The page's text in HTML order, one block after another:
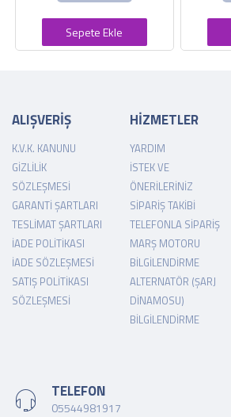
Sepete Ekle
ALIŞVERİŞ
K.V.K. KANUNU
GIZLILIK
SÖZLEŞMESI
GARANTI ŞARTLARI
TESLIMAT ŞARTLARI
İADE POLITIKASI
İADE SÖZLEŞMESI
SATIŞ POLITIKASI
SÖZLEŞMESI
HİZMETLER
YARDIM
İSTEK VE
ÖNERILERINIZ
SIPARIŞ TAKIBI
TELEFONLA SIPARIŞ
MARŞ MOTORU
BILGILENDIRME
ALTERNATÖR (ŞARJ
DINAMOSU)
BILGILENDIRME
TELEFON
05544981917